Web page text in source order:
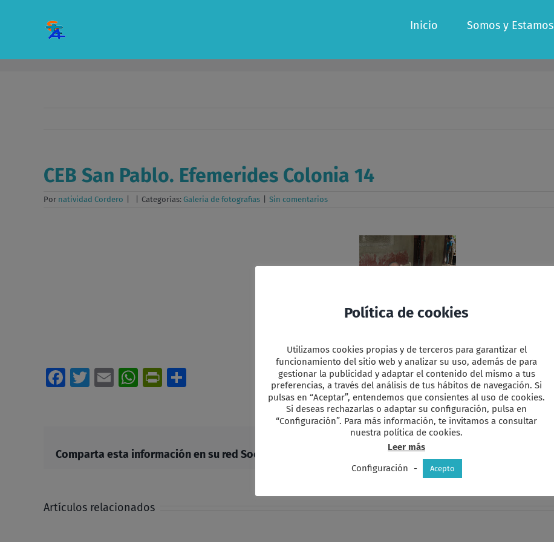
Inicio Somos y Estamos
CEB San Pablo. Efemerides Colonia 14
Por natividad Cordero Categorías: Galeria de fotografias Sin comentarios
CEB San Pablo. Colonia 14
Facebook
Twitter
EmailWhatsApp
PrintFriendly
Compartir
Comparta esta información en su red Social favorita!
Artículos relacionados
Política de cookies
Utilizamos cookies propias y de terceros para garantizar el
funcionamiento del sitio web y analizar su uso, además de para
gestionar la publicidad y adaptar el contenido del mismo a tus
preferencias, a través del análisis de tus hábitos de navegación. Si
pulsas en “Aceptar”, entendemos que consientes al uso de cookies.
Si deseas rechazarlas o adaptar su configuración, pulsa en
“Configuración”. Para más información, te invitamos a consultar
nuestra política de cookies.
Leer más
Configuración
- Acepto